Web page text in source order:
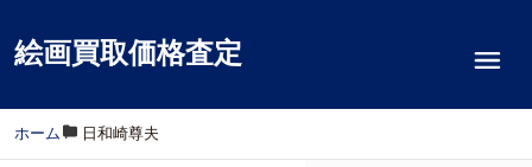
絵画買取価格査定
ホーム / 日和崎尊夫